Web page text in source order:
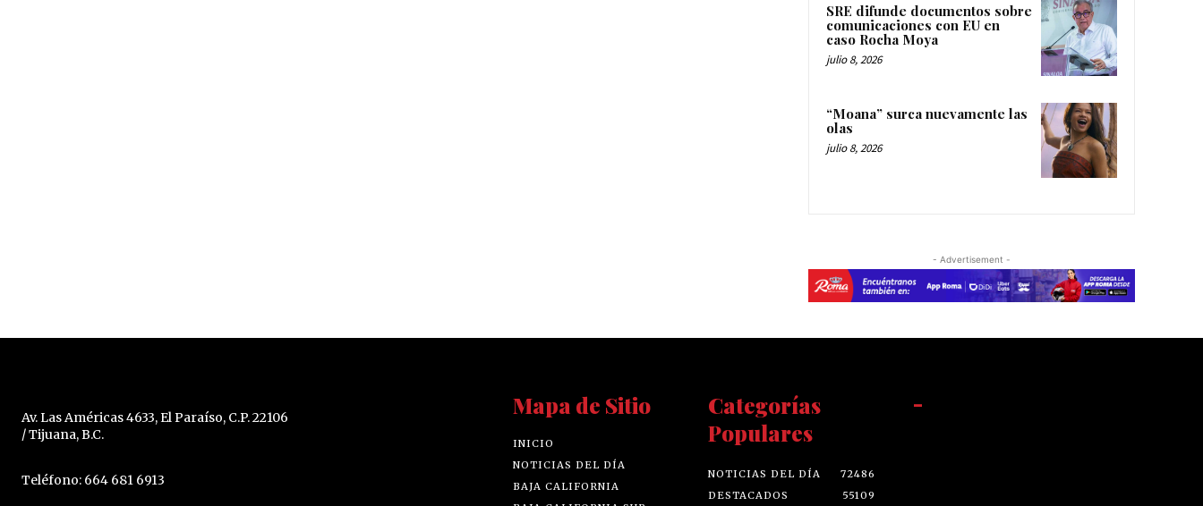
SRE difunde documentos sobre
comunicaciones con EU en
caso Rocha Moya
julio 8, 2026
“Moana” surca nuevamente las
olas
julio 8, 2026
- Advertisement -
Av. Las Américas 4633, El Paraíso, C.P. 22106
/ Tijuana, B.C.
Teléfono: 664 681 6913
Mapa de Sitio
INICIO
NOTICIAS DEL DÍA
BAJA CALIFORNIA
Categorías
Populares
NOTICIAS DEL DÍA
72486
DESTACADOS
55109
-